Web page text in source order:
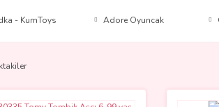
- KumToys Adore Oyuncak